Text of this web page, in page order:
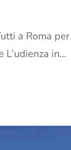
a Roma
L’udienza in…